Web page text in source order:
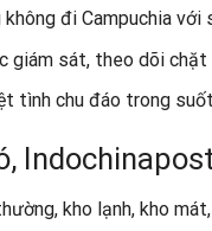
không đi Campuchia
giám sát, theo dõi
tình chu đáo trong
kho lạnh, kho